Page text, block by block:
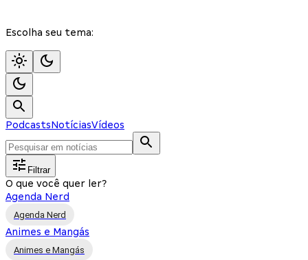
Escolha seu tema:
PodcastsNotíciasVídeos
Filtrar
O que você quer ler?
Agenda Nerd
Agenda Nerd
Animes e Mangás
Animes e Mangás